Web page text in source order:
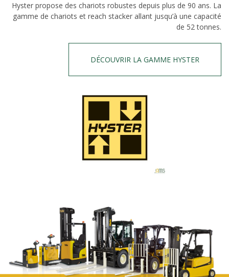
Hyster propose des chariots robustes depuis plus de 90 ans. La
gamme de chariots et reach stacker allant jusqu’à une capacité
de 52 tonnes.
DÉCOUVRIR LA GAMME HYSTER